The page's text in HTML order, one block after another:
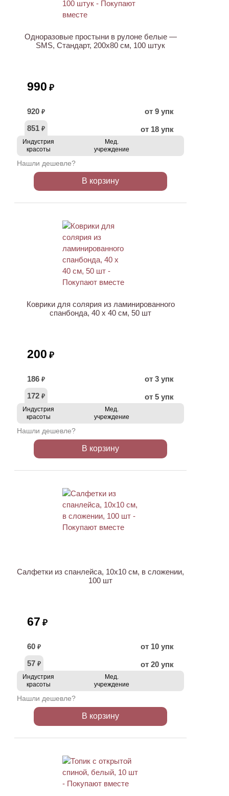
Одноразовые простыни в рулоне белые —
SMS, Стандарт, 200х80 см, 100 штук
990 ₽
920 ₽
от 9 упк
851 ₽ от 18 упк
Индустрия
красоты
Мед.
учреждение
Нашли дешевле?
В корзину
Коврики для солярия из ламинированного
спанбонда, 40 x 40 см, 50 шт
200 ₽
186 ₽
от 3 упк
172 ₽ от 5 упк
Индустрия
красоты
Мед.
учреждение
Нашли дешевле?
В корзину
Салфетки из спанлейса, 10х10 см, в сложении,
100 шт
67 ₽
60 ₽
от 10 упк
57 ₽ от 20 упк
Индустрия
красоты
Мед.
учреждение
Нашли дешевле?
В корзину